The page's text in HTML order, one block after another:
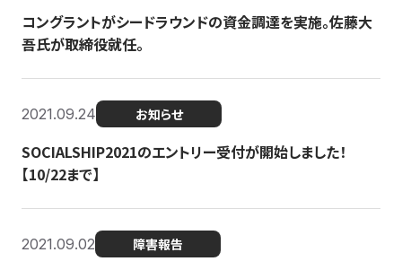
コングラントがシードラウンドの資金調達を実施。佐藤大
吾氏が取締役就任。
2021.09.24 お知らせ
SOCIALSHIP2021のエントリー受付が開始しました！
【10/22まで】
2021.09.02 障害報告